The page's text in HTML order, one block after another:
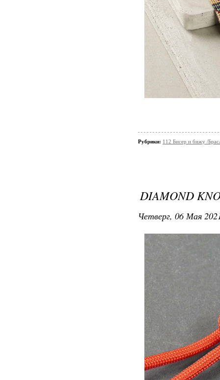
Рубрики: 112 Бисер и бижу /
DIAMOND
Четверг, 06 Мая